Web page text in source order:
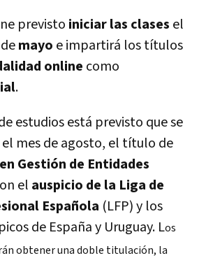
previsto iniciar las clases el
mayo e impartirá los títulos
online como
.
estudios está previsto que se
mes de agosto, el título de
Gestión de Entidades
el auspicio de la Liga de
Española (LFP) y los
de España y Uruguay. Los
obtener una doble titulación, la